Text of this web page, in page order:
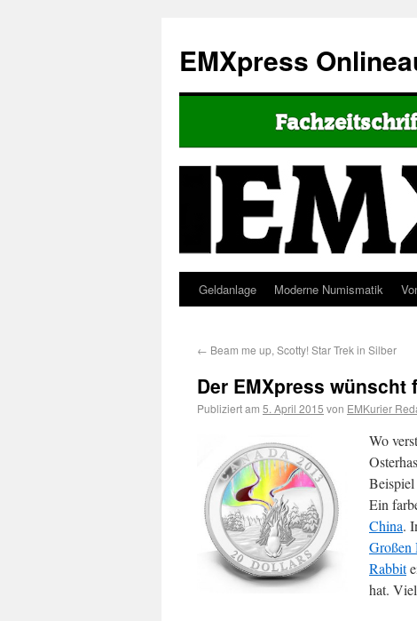
EMXpress
Geldanlage Moderne Numismatik
← Beam me up, Scotty! Star Trek in Silber
Der EMXpress wünscht
Publiziert am 5. April 2015 von EMKurier
Wo
Ein
China.
Großen
Rabbit
hat.